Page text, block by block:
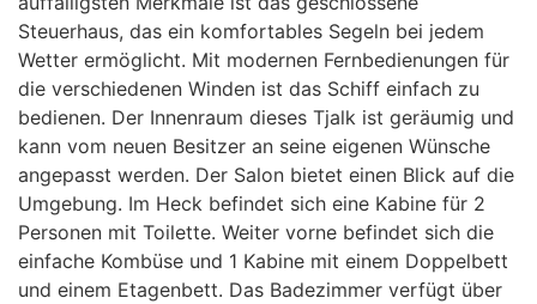
Steuerhaus, das ein komfortables Segeln bei jedem
Wetter ermöglicht. Mit modernen Fernbedienungen für
die verschiedenen Winden ist das Schiff einfach zu
bedienen. Der Innenraum dieses Tjalk ist geräumig und
kann vom neuen Besitzer an seine eigenen Wünsche
angepasst werden. Der Salon bietet einen Blick auf die
Umgebung. Im Heck befindet sich eine Kabine für 2
Personen mit Toilette. Weiter vorne befindet sich die
einfache Kombüse und 1 Kabine mit einem Doppelbett
und einem Etagenbett. Das Badezimmer verfügt über